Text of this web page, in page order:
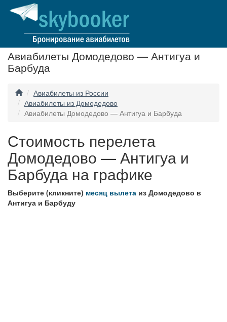
Авиабилеты Домодедово — Антигуа и
Барбуда
Авиабилеты из России
Авиабилеты из Домодедово
Авиабилеты Домодедово — Антигуа и Барбуда
Стоимость перелета
Домодедово — Антигуа и
Барбуда на графике
Выберите (кликните) месяц вылета из Домодедово в
Антигуа и Барбуду